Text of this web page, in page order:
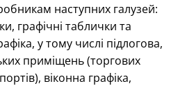
наступних галузей:
графічні таблички та
у тому числі підлогова,
приміщень (торгових
віконна графіка,